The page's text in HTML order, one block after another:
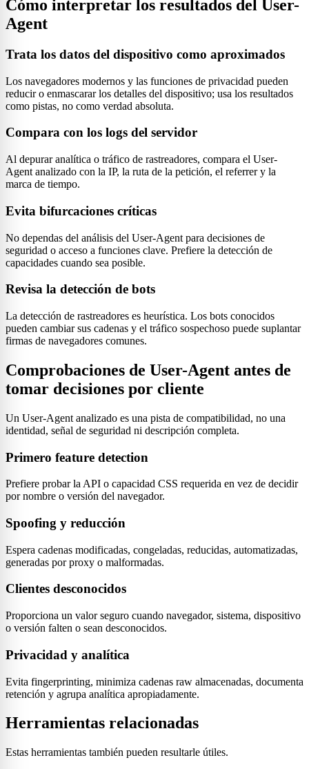
Cómo interpretar los resultados del User-
Agent
Trata los datos del dispositivo como aproximados
Los navegadores modernos y las funciones de privacidad pueden
reducir o enmascarar los detalles del dispositivo; usa los resultados
como pistas, no como verdad absoluta.
Compara con los logs del servidor
Al depurar analítica o tráfico de rastreadores, compara el User-
Agent analizado con la IP, la ruta de la petición, el referrer y la
marca de tiempo.
Evita bifurcaciones críticas
No dependas del análisis del User-Agent para decisiones de
seguridad o acceso a funciones clave. Prefiere la detección de
capacidades cuando sea posible.
Revisa la detección de bots
La detección de rastreadores es heurística. Los bots conocidos
pueden cambiar sus cadenas y el tráfico sospechoso puede suplantar
firmas de navegadores comunes.
Comprobaciones de User-Agent antes de
tomar decisiones por cliente
Un User-Agent analizado es una pista de compatibilidad, no una
identidad, señal de seguridad ni descripción completa.
Primero feature detection
Prefiere probar la API o capacidad CSS requerida en vez de decidir
por nombre o versión del navegador.
Spoofing y reducción
Espera cadenas modificadas, congeladas, reducidas, automatizadas,
generadas por proxy o malformadas.
Clientes desconocidos
Proporciona un valor seguro cuando navegador, sistema, dispositivo
o versión falten o sean desconocidos.
Privacidad y analítica
Evita fingerprinting, minimiza cadenas raw almacenadas, documenta
retención y agrupa analítica apropiadamente.
Herramientas relacionadas
Estas herramientas también pueden resultarle útiles.